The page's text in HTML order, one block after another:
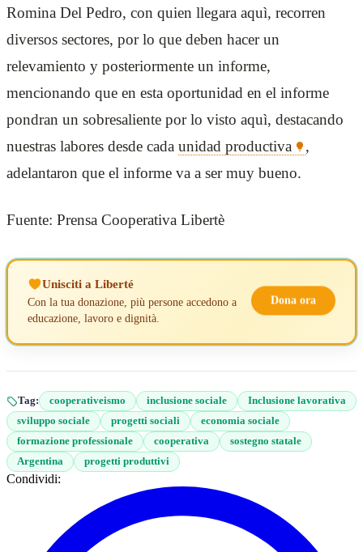
Romina Del Pedro, con quien llegara aquì, recorren
diversos sectores, por lo que deben hacer un
relevamiento y posteriormente un informe,
mencionando que en esta oportunidad en el informe
pondran un sobresaliente por lo visto aquì, destacando
nuestras labores desde cada unidad productiva
,
adelantaron que el informe va a ser muy bueno.
Fuente: Prensa Cooperativa Libertè
Unisciti a Liberté
Con la tua donazione, più persone accedono a
educazione, lavoro e dignità.
Dona ora
Tag: cooperativeismo inclusione sociale
Inclusione lavorativa
sviluppo sociale
progetti sociali
economia sociale
formazione professionale
cooperativa
sostegno statale
Argentina
progetti produttivi
Condividi: